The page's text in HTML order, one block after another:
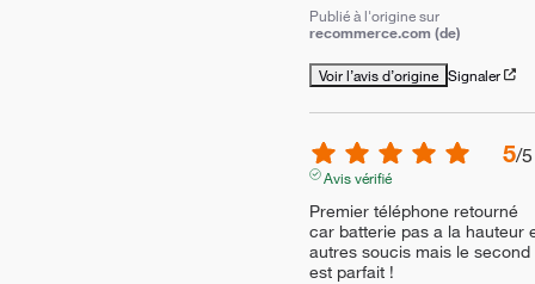
Publié à l'origine sur
recommerce.com (de)
Voir l’avis d’origine Signaler
5/5
Avis vérifié
Premier téléphone retourné
car batterie pas a la hauteur
autres soucis mais le second
est parfait !